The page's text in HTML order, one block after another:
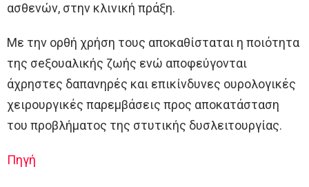
ασθενών, στην κλινική πράξη.
Με την ορθή χρήση τους αποκαθίσταται η ποιότητα
της σeξουαλικής ζωής ενώ αποφεύγονται
άχρηστες δαπανηρές και επικίνδυνες ουρολογικές
χειρουργικές παρεμβάσεις προς αποκατάσταση
του προβλήματος της στυτικής δυσλειτουργίας.
Πηγή